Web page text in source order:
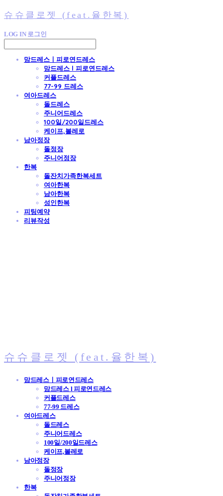
슈슈클로젯 (feat.율한복)
LOG IN 로그인
맘드레스ㅣ피로연드레스
맘드레스 l 피로연드레스
커플드레스
77-99 드레스
여아드레스
돌드레스
주니어드레스
100일/200일드레스
케이프,볼레로
남아정장
돌정장
주니어정장
한복
돌잔치가족한복세트
여아한복
남아한복
성인한복
피팅예약
리뷰작성
슈슈클로젯 (feat.율한복)
맘드레스ㅣ피로연드레스
맘드레스 l 피로연드레스
커플드레스
77-99 드레스
여아드레스
돌드레스
주니어드레스
100일/200일드레스
케이프,볼레로
남아정장
돌정장
주니어정장
한복